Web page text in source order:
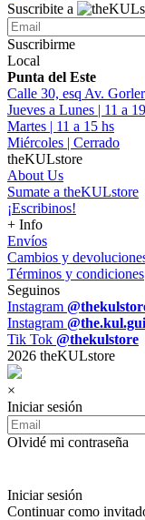
Suscribite a
Suscribirme
Local
Punta del Este
Calle 30, esq Av.
Jueves a Lunes | 11 a
Martes | 11 a 15 hs
Miércoles | Cerrado
theKULstore
About Us
Sumate a theKULstore
¡Escribinos!
+ Info
Envíos
Cambios y
Términos y condiciones
Seguinos
Instagram
Instagram
Tik Tok @thekulstore
2026 theKULstore
×
Iniciar sesión
Olvidé mi contraseña
Iniciar sesión
Continuar como